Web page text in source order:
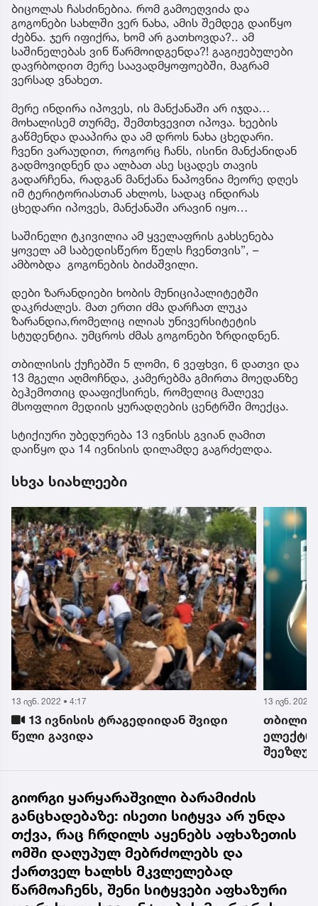
ბიცოლას ჩასძინებია. რომ გამოეღვიძა და
გოგონები სახლში ვერ ნახა, ამის შემდეგ დაიწყო
ძებნა. ჯერ იფიქრა, ხომ არ გათხოვდა?.. ამ
საშინელებას ვინ წარმოიდგენდა?! გაგიჟებულები
დავრბოდით მერე საავადმყოფოებში, მაგრამ
ვერსად ვნახეთ.
მერე ინდირა იპოვეს, ის მანქანაში არ იჯდა…
მოხალისემ თურმე, შემთხვევით იპოვა. ხეების
გაწმენდა დააპირა და ამ დროს ნახა ცხედარი.
ჩვენი ვარაუდით, როგორც ჩანს, ისინი მანქანიდან
გადმოვიდნენ და ალბათ ასე სცადეს თავის
გადარჩენა, რადგან მანქანა ნაპოვნია მეორე დღეს
იმ ტერიტორიასთან ახლოს, სადაც ინდირას
ცხედარი იპოვეს, მანქანაში არავინ იყო…
საშინელი ტკივილია ამ ყველაფრის გახსენება
ყოველ ამ საბედისწერო წელს ჩვენთვის”, –
ამბობდა გოგონების ბიძაშვილი.
დები ზარანდიები ხობის მუნიციპალიტეტში
დაკრძალეს. მათ ერთი ძმა დარჩათ ლუკა
ზარანდია,რომელიც ილიას უნივერსიტეტის
სტუდენტია. უმცროს ძმას გოგონები ზრდიდნენ.
თბილისის ქუჩებში 5 ლომი, 6 ვეფხვი, 6 დათვი და
13 მგელი აღმოჩნდა, კამერებმა გმირთა მოედანზე
ბეჰემოთიც დააფიქსირეს, რომელიც მალევე
მსოფლიო მედიის ყურადღების ცენტრში მოექცა.
სტიქიური უბედურება 13 ივნისს გვიან ღამით
დაიწყო და 14 ივნისის დილამდე გაგრძელდა.
სხვა სიახლეები
13 ივნ. 2022 • 4:39
თბილისის რამდენიმე რაიონს
ელექტრომომარაგება დროებით
12 ივნ. 2022
წვიმა
გიორგი ყარყარაშვილი ბარამიძის
განცხადებაზე: ისეთი სიტყვა არ უნდა
თქვა, რაც ჩრდილს აყენებს აფხაზეთის
ომში დაღუპულ მებრძოლებს და
ქართველ ხალხს მკვლელებად
წარმოაჩენს, შენი სიტყვები აფხაზური